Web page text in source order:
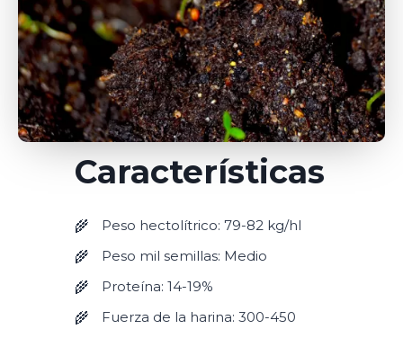
Características
Peso hectolítrico: 79-82 kg/hl
Peso mil semillas: Medio
Proteína: 14-19%
Fuerza de la harina: 300-450